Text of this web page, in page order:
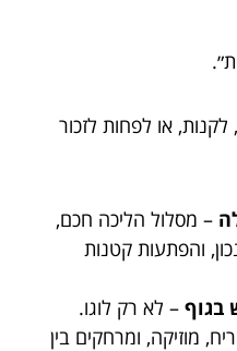
או לפחות לזכור
– מסלול הליכה חכם,
והפתעות קטנות
בגוף – לא רק לוגו.
מוזיקה, ומרחקים בין